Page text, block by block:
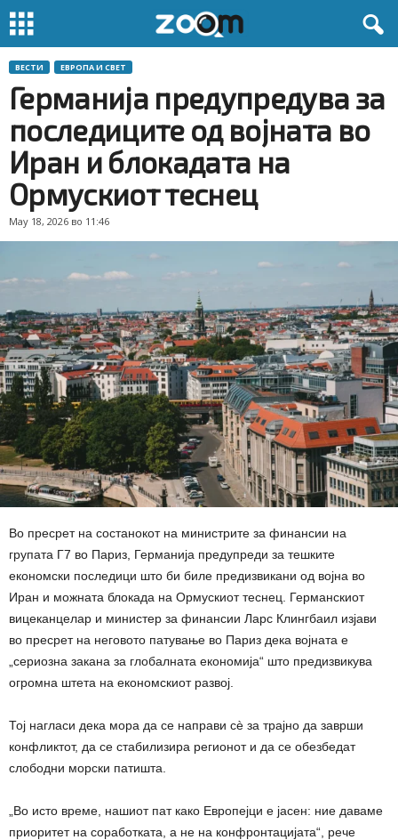
ВЕСТИ ЕВРОПА И СВЕТ
Германија предупредува за
последиците од војната во
Иран и блокадата на
Ормускиот теснец
May 18, 2026 во 11:46
Во пресрет на состанокот на министрите за финансии на
групата Г7 во Париз, Германија предупреди за тешките
економски последици што би биле предизвикани од војна во
Иран и можната блокада на Ормускиот теснец. Германскиот
вицеканцелар и министер за финансии Ларс Клингбаил изјави
во пресрет на неговото патување во Париз дека војната е
„сериозна закана за глобалната економија“ што предизвикува
огромна штета на економскиот развој.
Тој нагласи дека мора да се направи сè за трајно да заврши
конфликтот, да се стабилизира регионот и да се обезбедат
слободни морски патишта.
„Во исто време, нашиот пат како Европејци е јасен: ние даваме
приоритет на соработката, а не на конфронтацијата“, рече